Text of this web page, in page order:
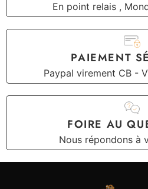
En point relais ,
PAIEMENT
Paypal virement CB -
FOIRE AU
Nous répondons à